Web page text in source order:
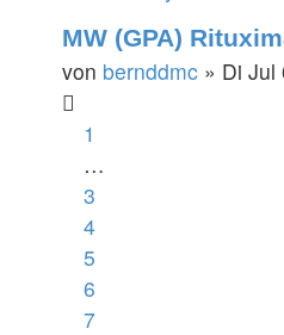
MW (GPA)
von bernddmc » Di Jul
1
…
3
4
5
6
7